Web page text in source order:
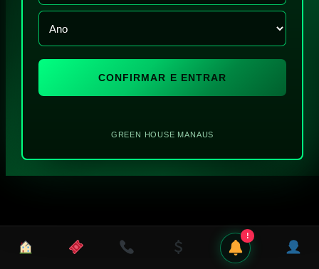
!
CONFIRMAR E ENTRAR
GREEN HOUSE MANAUS